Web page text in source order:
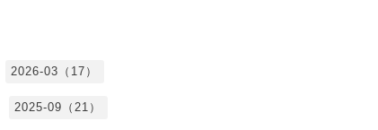
2026-03（17）
2025-09（21）